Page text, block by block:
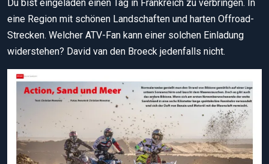
Du bist eingeladen einen Tag in Frankreich zu verbringen. In
eine Region mit schönen Landschaften und harten Offroad-
Strecken. Welcher ATV-Fan kann einer solchen Einladung
widerstehen? David van den Broeck jedenfalls nicht.